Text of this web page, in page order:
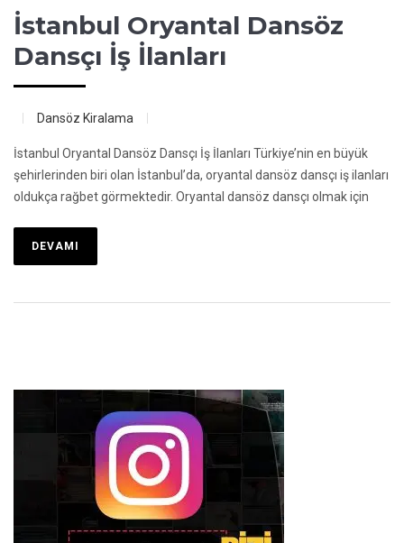
İstanbul Oryantal Dansöz
Dansçı İş İlanları
Dansöz Kiralama
İstanbul Oryantal Dansöz Dansçı İş İlanları Türkiye’nin en büyük
şehirlerinden biri olan İstanbul’da, oryantal dansöz dansçı iş ilanları
oldukça rağbet görmektedir. Oryantal dansöz dansçı olmak için
DEVAMI